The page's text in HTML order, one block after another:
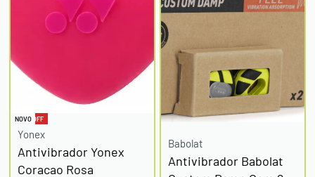
-20% OFF
NOVO
Yonex
Antivibrador Yonex
Coracao Rosa
Babolat
Antivibrador Babolat